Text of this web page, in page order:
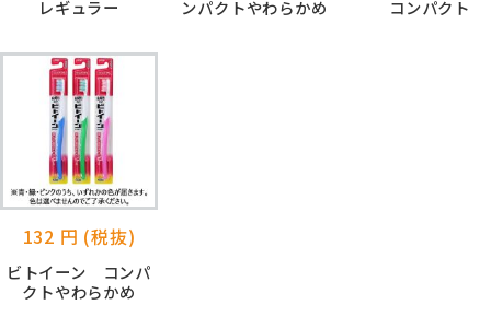
レギュラー
ンパクトやわらかめ
コンパクト
132 円 (税抜)
ビトイーン コンパ
クトやわらかめ